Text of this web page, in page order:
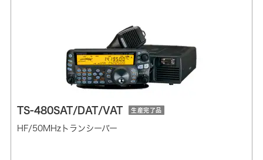
TS-480SAT/DAT/VAT 生産完了品
HF/50MHzトランシーバー